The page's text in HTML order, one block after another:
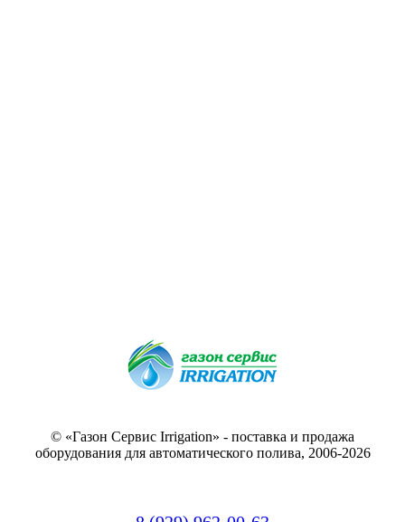
© «Газон Сервис Irrigation» - поставка и продажа
оборудования для автоматического полива, 2006-2026